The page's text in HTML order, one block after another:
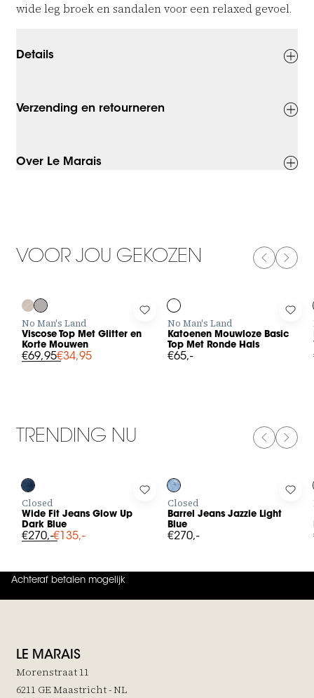
wide leg broek en sandalen voor een relaxed gevoel.
Details
Verzending en retourneren
Over Le Marais
VOOR JOU GEKOZEN
in to add Viscose Top Met Glitter en Korte Mouwen to
No Man's Land
Viscose Top Met Glitter en
Korte Mouwen
€69,95€34,95
Log in to add Katoenen
No Man's Land
Katoenen Mouwloze Basic
Top Met Ronde Hals
€65,-
Log
TRENDING NU
in to add Wide Fit Jeans Glow Up Dark Blue to your
Closed
Wide Fit Jeans Glow Up
Dark Blue
€270,-€135,-
Log in to add Barrel Jeans
Closed
Barrel Jeans Jazzie Light
Blue
€270,-
Log
Achteraf betalen mogelijk
4.9 uit 5 (737 reviews
LE MARAIS
Morenstraat 11
6211 GE Maastricht - NL